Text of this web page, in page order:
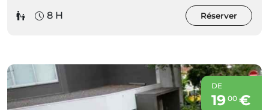
8 H
Réserver
DE
19 00€